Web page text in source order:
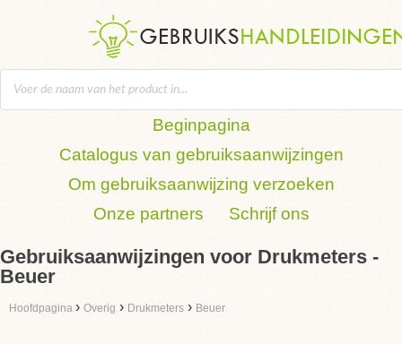
Beginpagina
Catalogus van gebruiksaanwijzingen
Om gebruiksaanwijzing verzoeken
Onze partners
Schrijf ons
Gebruiksaanwijzingen voor Drukmeters -
Beuer
Hoofdpagina › Overig › Drukmeters › Beuer